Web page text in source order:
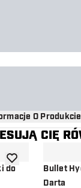
O Produkcie
CIĘ
do
dodaj do listyBullet
Darta